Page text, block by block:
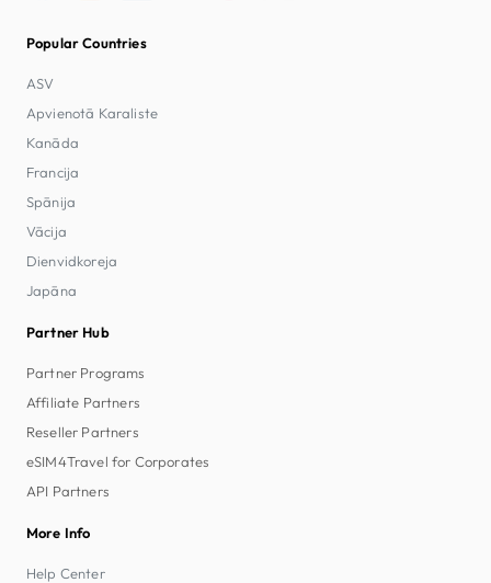
Popular Countries
ASV
Apvienotā Karaliste
Kanāda
Francija
Spānija
Vācija
Dienvidkoreja
Japāna
Partner Hub
Partner Programs
Affiliate Partners
Reseller Partners
eSIM4Travel for Corporates
API Partners
More Info
Help Center